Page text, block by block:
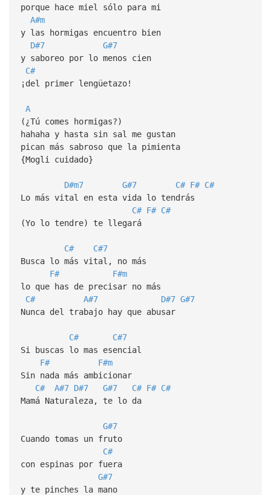
porque hace miel sólo para mi
A#m
y las hormigas encuentro bien
D#7
G#7
y saboreo por lo menos cien
C#
¡del primer lengüetazo!
A
(¿Tú comes hormigas?)
hahaha y hasta sin sal me gustan
pican más sabroso que la pimienta
{Mogli cuidado}
D#m7 G#7 C# F# C#
Lo más vital en esta vida lo tendrás
C# F# C#
(Yo lo tendre) te llegará
C#
C#7
Busca lo más vital, no más
F#
F#m
lo que has de precisar no más
C#
A#7 D#7 G#7
Nunca del trabajo hay que abusar
C#
C#7
Si buscas lo mas esencial
F#
F#m
Sin nada más ambicionar
C#
A#7 D#7 G#7 C# F# C#
Mamá Naturaleza, te lo da
G#7
Cuando tomas un fruto
C#
con espinas por fuera
G#7
y te pinches la mano